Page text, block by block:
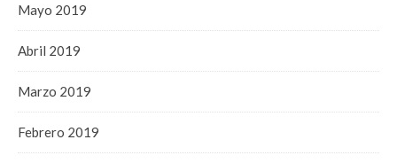
Mayo 2019
Abril 2019
Marzo 2019
Febrero 2019